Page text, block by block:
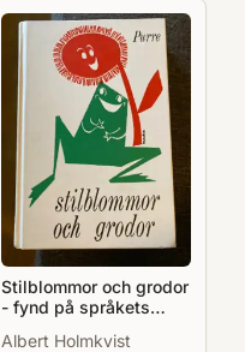
Stilblommor och grodor
- fynd på språkets
Albert Holmkvist